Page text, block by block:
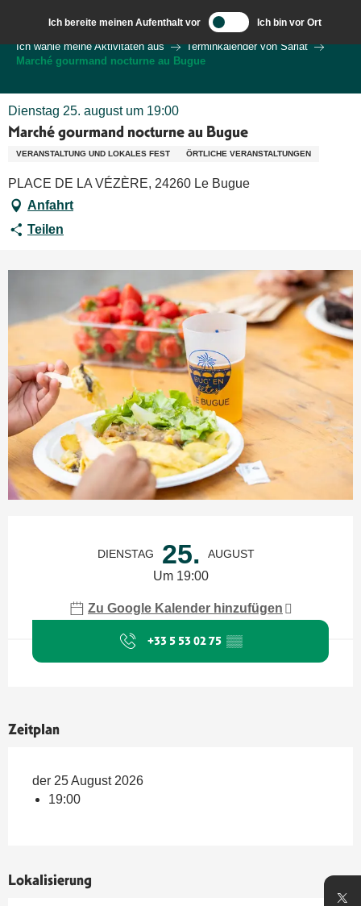
contenu
principal
Ich bereite meinen Aufenthalt vor Ich bin vor Ort
Ich wähle meine Aktivitäten aus
Terminkalender von Sarlat
Marché gourmand nocturne au Bugue
Dienstag 25. august um 19:00
Marché gourmand nocturne au Bugue
VERANSTALTUNG UND LOKALES FEST ÖRTLICHE VERANSTALTUNGEN
PLACE DE LA VÉZÈRE, 24260 Le Bugue
Anfahrt
Teilen
DIENSTAG 25. AUGUST
Um 19:00
Zu Google Kalender hinzufügen
+33 5 53 02 75 ▒▒
Zeitplan
der 25 August 2026
19:00
Lokalisierung